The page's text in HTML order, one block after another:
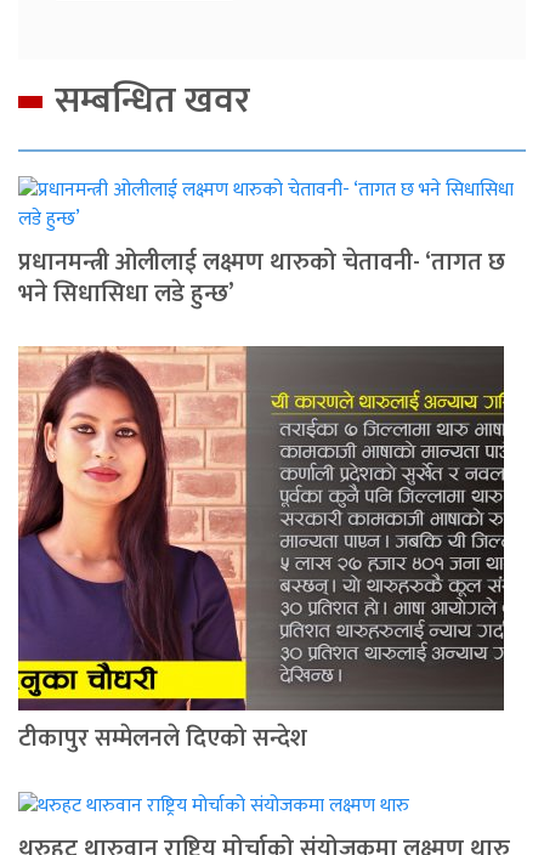
सम्बन्धित खवर
प्रधानमन्त्री ओलीलाई लक्ष्मण थारुको चेतावनी- ‘तागत छ
भने सिधासिधा लडे हुन्छ’
टीकापुर सम्मेलनले दिएको सन्देश